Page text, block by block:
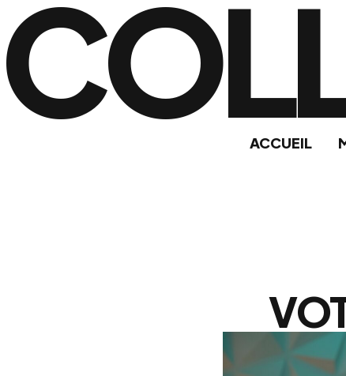
ACCUEIL